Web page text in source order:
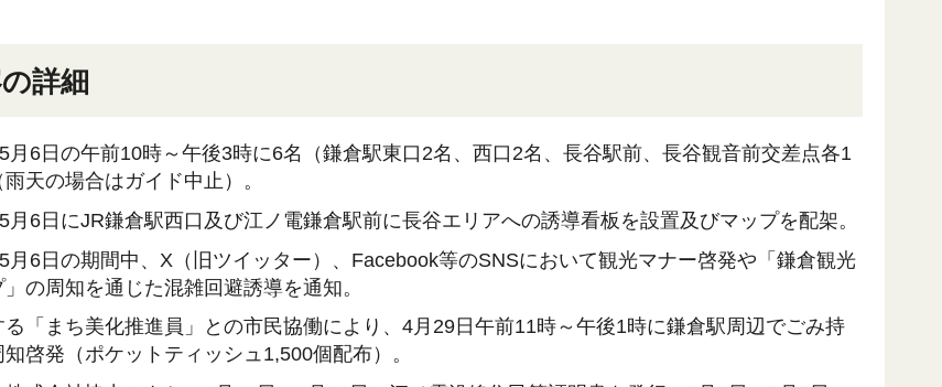
詳細
月6日の午前10時～午後3時に6名（鎌倉駅東口2名、西口2名、長谷駅前、長谷観音前交差点各1
天の場合はガイド中止）。
月6日にJR鎌倉駅西口及び江ノ電鎌倉駅前に長谷エリアへの誘導看板を設置及びマップを配架。
月6日の期間中、X（旧ツイッター）、Facebook等のSNSにおいて観光マナー啓発や「鎌倉観光
の周知を通じた混雑回避誘導を通知。
「まち美化推進員」との市民協働により、4月29日午前11時～午後1時に鎌倉駅周辺でごみ持
啓発（ポケットティッシュ1,500個配布）。